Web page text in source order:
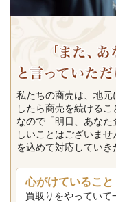
私たちの商売は、地
したら商売を続けるこ
なので「明日、あな
しいことはございま
を込めて対応していき
心がけていること
買取りをやっていて